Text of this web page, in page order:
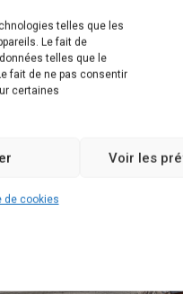
telles que les
Le fait de
telles que le
fait de ne pas consentir
certaines
Voir les
de cookies